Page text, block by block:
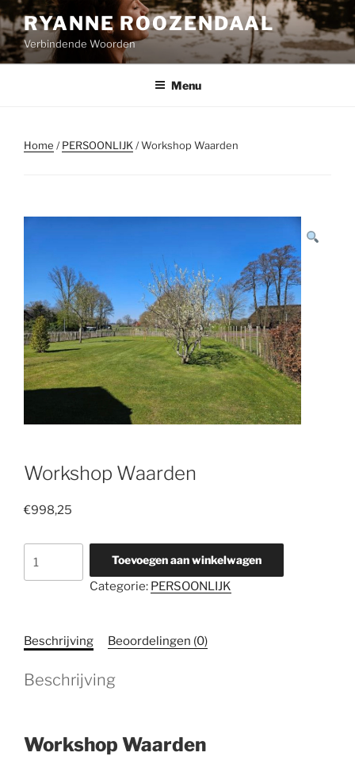
Naar
de
inhoud
springen
RYANNE ROOZENDAAL
Verbindende Woorden
Menu
Home /PERSOONLIJK / Workshop Waarden
Workshop Waarden
€998,25
Waarden
Toevoegen aan winkelwagen
Categorie: PERSOONLIJK
Beschrijving Beoordelingen (0)
Beschrijving
Workshop Waarden